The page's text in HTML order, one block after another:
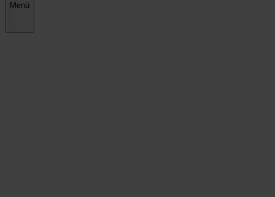
Menü